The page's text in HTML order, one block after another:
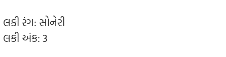
લકી રંગ: સોનેરી
લકી અંક: 3